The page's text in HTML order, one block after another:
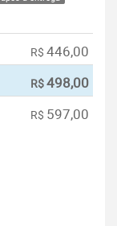
R$ 446,00
R$498,00
R$ 597,00